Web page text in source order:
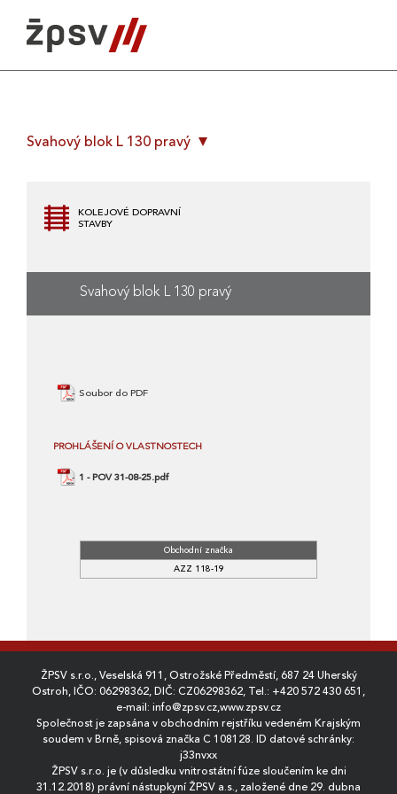
content
Svahový blok L 130 pravý
KOLEJOVÉ DOPRAVNÍ
STAVBY
Svahový blok L 130 pravý
Soubor do PDF
PROHLÁŠENÍ O VLASTNOSTECH
1 - POV 31-08-25.pdf
Obchodní značka
AZZ 118-19
ŽPSV s.r.o., Veselská 911, Ostrožské Předměstí, 687 24 Uherský
Ostroh, IČO: 06298362, DIČ: CZ06298362, Tel.: +420 572 430 651 ,
e-mail: info@zpsv.cz,www.zpsv.cz
Společnost je zapsána v obchodním rejstříku vedeném Krajským
soudem v Brně, spisová značka C 108128. ID datové schránky:
j33nvxx
ŽPSV s.r.o. je (v důsledku vnitrostátní fúze sloučením ke dni
31.12.2018) právní nástupkyní ŽPSV a.s., založené dne 29. dubna